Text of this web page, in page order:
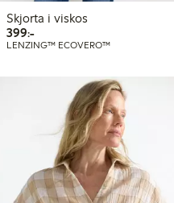
Skjorta i viskos
399:-399,00 kr
LENZING™ ECOVERO™